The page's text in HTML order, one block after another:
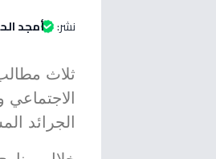
نشر: أمجد
ثلاث
الجرائد